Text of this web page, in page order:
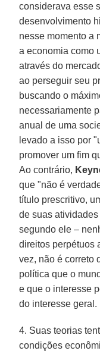
considerava esse
desenvolvimento
nesse momento a
a economia como
através do
ao perseguir seu
buscando o
necessariamente
anual de uma
levado a isso por
promover um fim
Ao contrário,
que "não é
título prescritivo,
de suas
segundo ele –
direitos perpétuos
vez, não é correto
política que o
e que o interesse
do interesse geral.
4. Suas teorias
condições